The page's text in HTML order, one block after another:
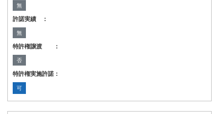
無
許諾実績 ：
無
特許権譲渡 ：
否
特許権実施許諾：
可